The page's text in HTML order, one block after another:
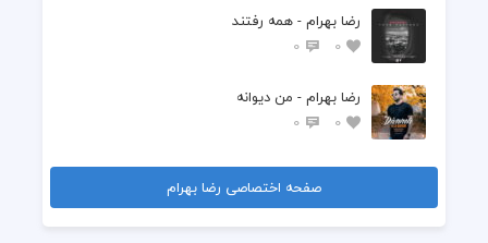
رضا بهرام - همه رفتند
0
0
رضا بهرام - من دیوانه
0
0
صفحه اختصاصی رضا بهرام